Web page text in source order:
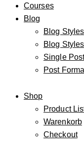
Courses
Blog
Blog
Blog
Single
Post
Shop
Product
Warenkorb
Checkout